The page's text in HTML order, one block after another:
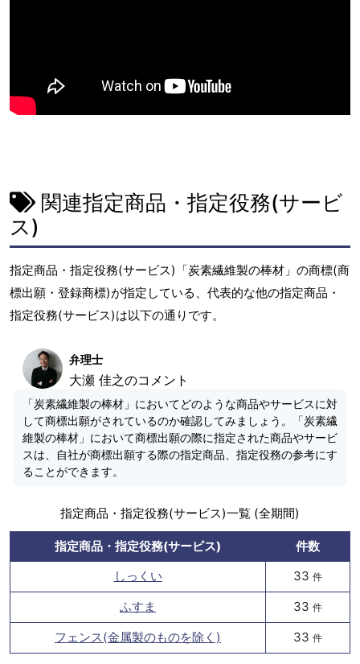
関連指定商品・指定役務(サービ
ス)
指定商品・指定役務(サービス)「炭素繊維製の棒材」の商標(商
標出願・登録商標)が指定している、代表的な他の指定商品・
指定役務(サービス)は以下の通りです。
弁理士
大瀬 佳之のコメント
「炭素繊維製の棒材」においてどのような商品やサービスに対
して商標出願がされているのか確認してみましょう。「炭素繊
維製の棒材」において商標出願の際に指定された商品やサービ
スは、自社が商標出願する際の指定商品、指定役務の参考にす
ることができます。
指定商品・指定役務(サービス)一覧 (全期間)
指定商品・指定役務(サービス)
件数
しっくい
33 件
ふすま 33 件
フェンス(金属製のものを除く) 33 件